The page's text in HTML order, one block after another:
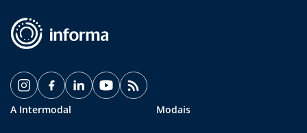
A Intermodal Modais